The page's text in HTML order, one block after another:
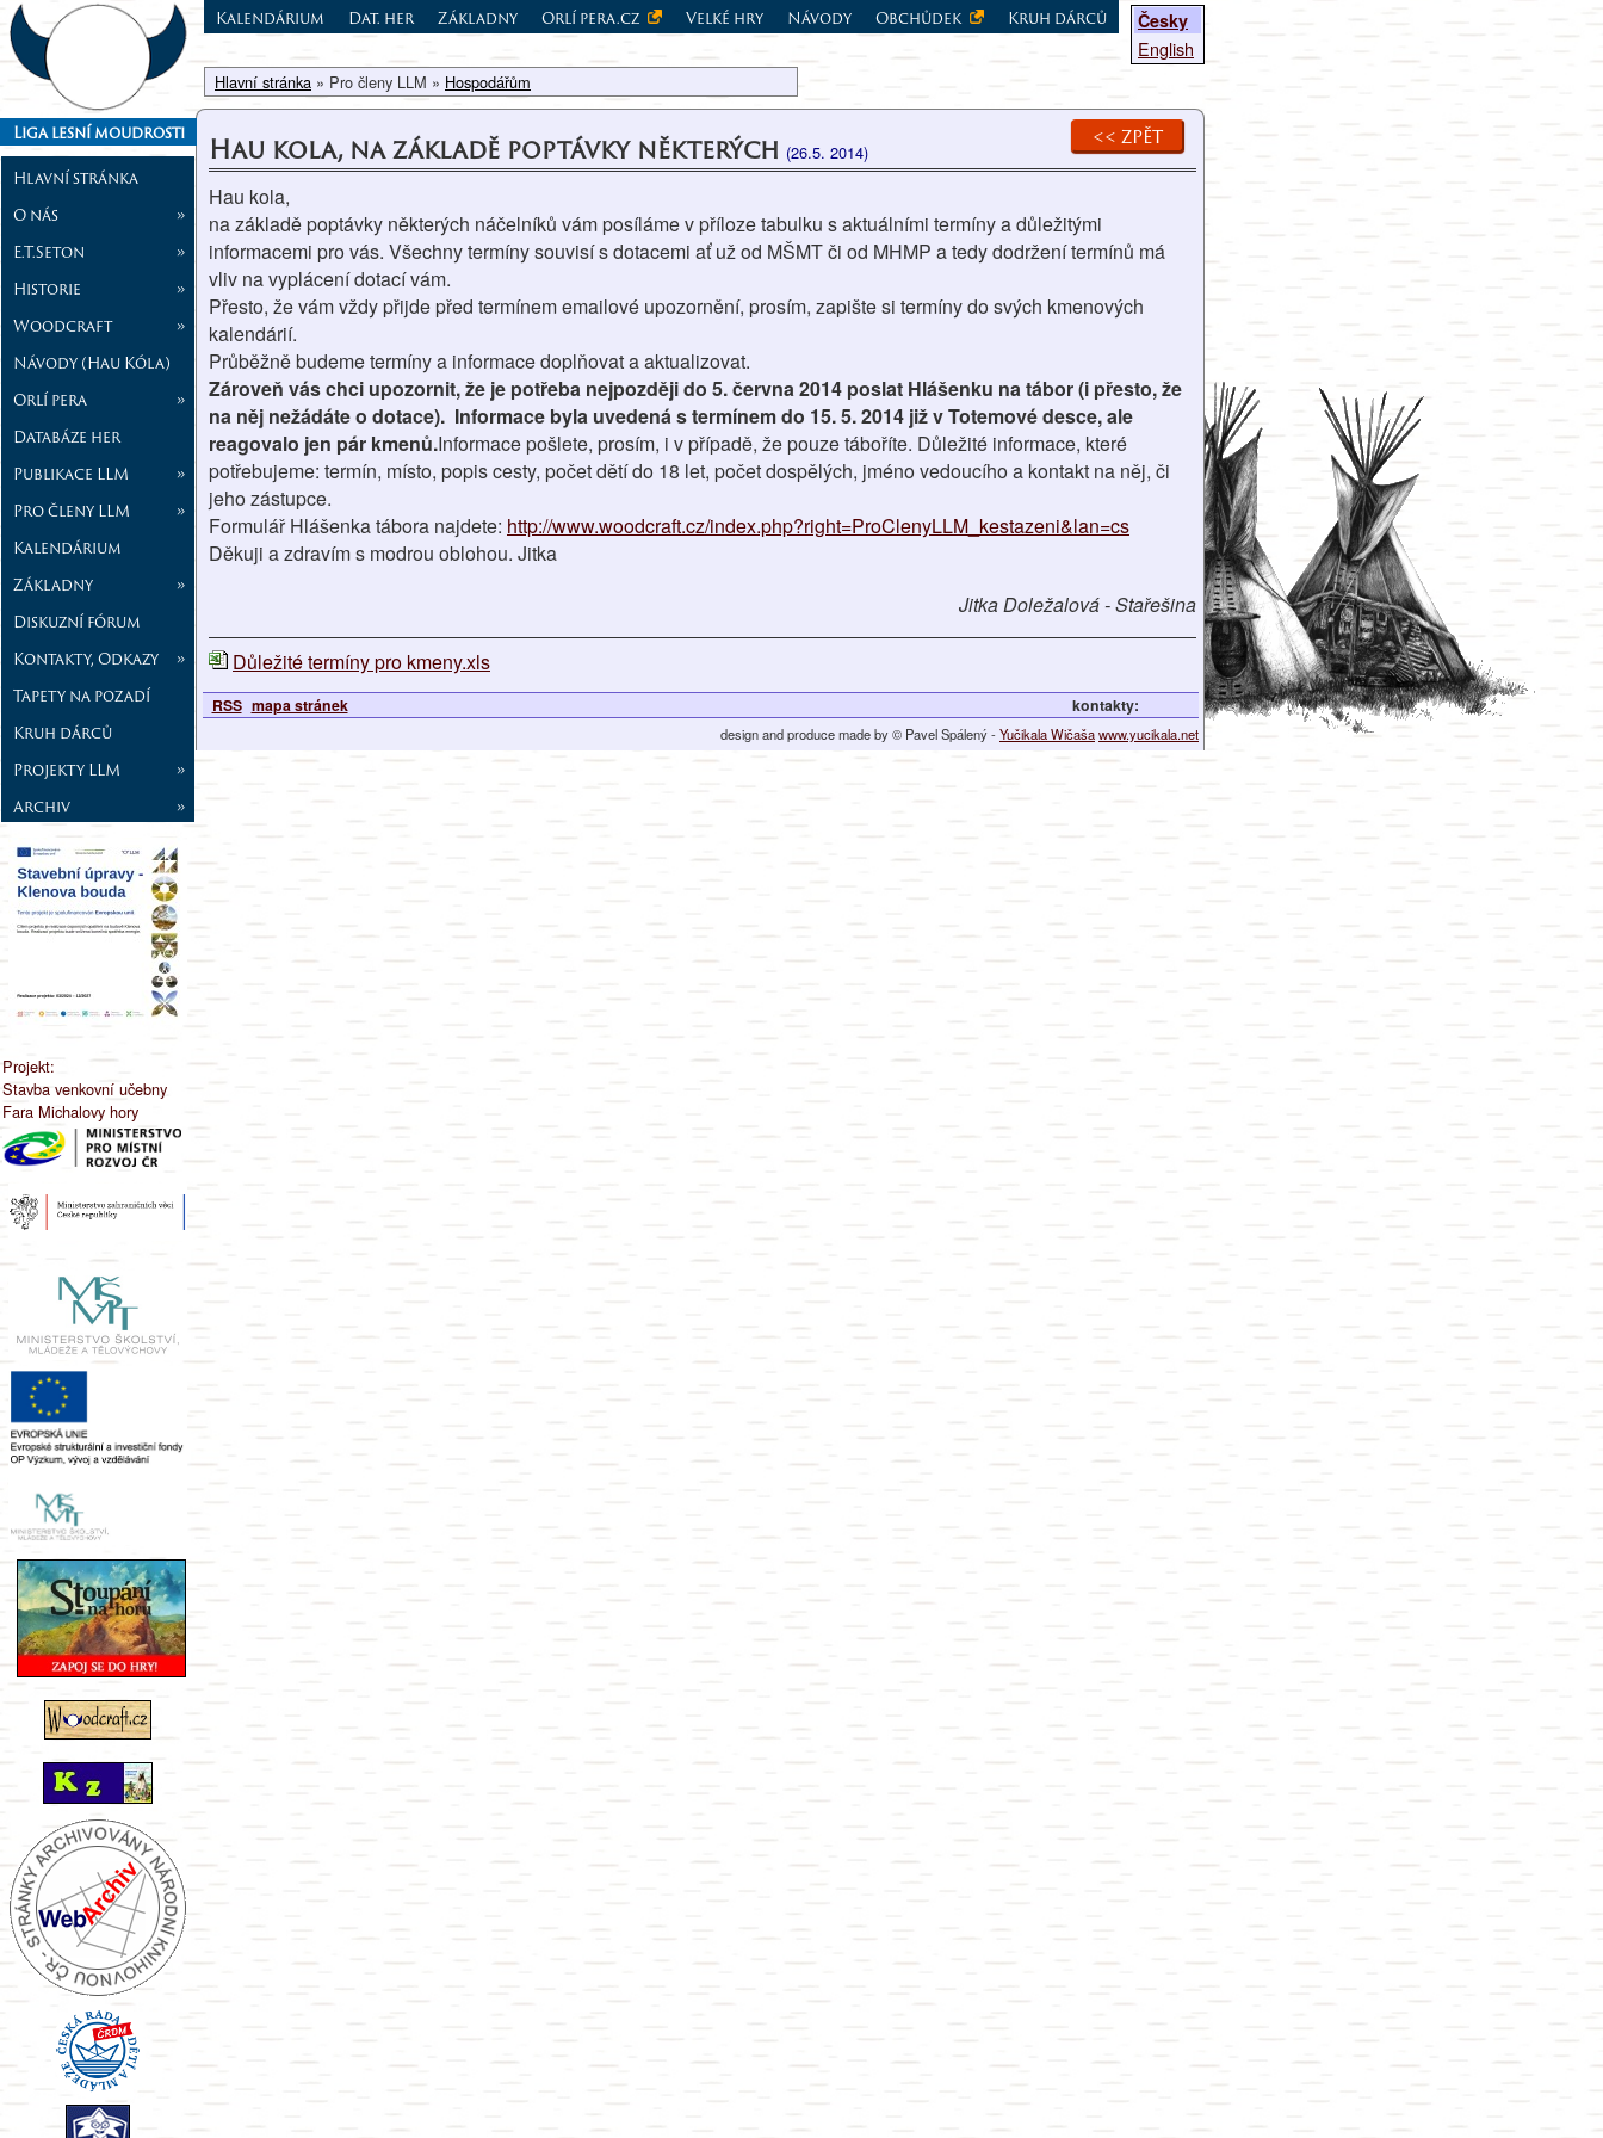
Liga lesní moudrosti
Hlavní stránka
O nás
»
E.T.Seton
»
Historie
»
Woodcraft
»
Návody (Hau Kóla)
Orlí pera
»
Databáze her
Publikace LLM
»
Pro členy LLM
»
Kalendárium
Základny
»
Diskuzní fórum
Kontakty, Odkazy
»
Tapety na pozadí
Kruh dárců
Projekty LLM
»
Archiv
»
Projekt:
Stavba venkovní učebny
Fara Michalovy hory
Česky
English
Kalendárium Dat. her Základny Orlí pera.cz Velké hry Návody Obchůdek Kruh dárců
Hlavní stránka » Pro členy LLM » Hospodářům
<< zpět
Hau kola, na základě poptávky některých (26.5. 2014)
Hau kola,
na základě poptávky některých náčelníků vám posíláme v příloze tabulku s aktuálními termíny a důležitými
informacemi pro vás. Všechny termíny souvisí s dotacemi ať už od MŠMT či od MHMP a tedy dodržení termínů má
vliv na vyplácení dotací vám.
Přesto, že vám vždy přijde před termínem emailové upozornění, prosím, zapište si termíny do svých kmenových
kalendárií.
Průběžně budeme termíny a informace doplňovat a aktualizovat.
Zároveň vás chci upozornit, že je potřeba nejpozději do 5. června 2014 poslat Hlášenku na tábor (i přesto, že
na něj nežádáte o dotace). Informace byla uvedená s termínem do 15. 5. 2014 již v Totemové desce, ale
reagovalo jen pár kmenů.Informace pošlete, prosím, i v případě, že pouze táboříte. Důležité informace, které
potřebujeme: termín, místo, popis cesty, počet dětí do 18 let, počet dospělých, jméno vedoucího a kontakt na něj, či
jeho zástupce.
Formulář Hlášenka tábora najdete: http://www.woodcraft.cz/index.php?right=ProClenyLLM_kestazeni&lan=cs
Děkuji a zdravím s modrou oblohou. Jitka
Jitka Doležalová - Stařešina
Důležité termíny pro kmeny.xls
RSS mapa stránek kontakty:
design and produce made by © Pavel Spálený -Yučikala Wičašawww.yucikala.net